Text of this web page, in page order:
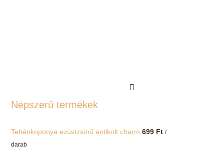
Népszerű termékek
Tehénkoponya ezüstzsínű antikolt charm 699 Ft /
darab